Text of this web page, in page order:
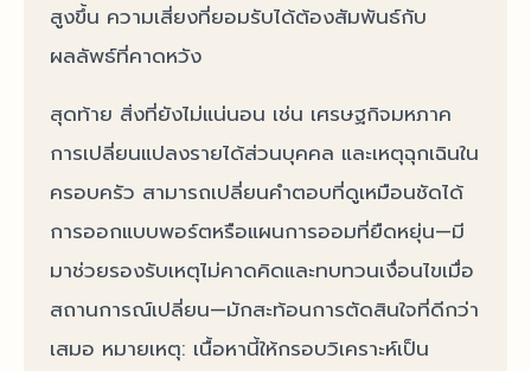
สูงขึ้น ความเสี่ยงที่ยอมรับได้ต้องสัมพันธ์กับ
ผลลัพธ์ที่คาดหวัง
สุดท้าย สิ่งที่ยังไม่แน่นอน เช่น เศรษฐกิจมหภาค
การเปลี่ยนแปลงรายได้ส่วนบุคคล และเหตุฉุกเฉินใน
ครอบครัว สามารถเปลี่ยนคำตอบที่ดูเหมือนชัดได้
การออกแบบพอร์ตหรือแผนการออมที่ยืดหยุ่น—มี
มาช่วยรองรับเหตุไม่คาดคิดและทบทวนเงื่อนไขเมื่อ
สถานการณ์เปลี่ยน—มักสะท้อนการตัดสินใจที่ดีกว่า
เสมอ หมายเหตุ: เนื้อหานี้ให้กรอบวิเคราะห์เป็น